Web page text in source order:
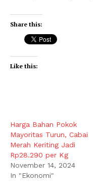
Share this:
Like this:
Harga Bahan Pokok
Mayoritas Turun, Cabai
Merah Keriting Jadi
Rp28.290 per Kg
November 14, 2024
In "Ekonomi"